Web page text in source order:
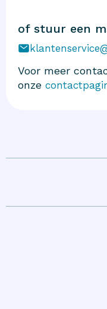
of stuur een
Voor meer
onze